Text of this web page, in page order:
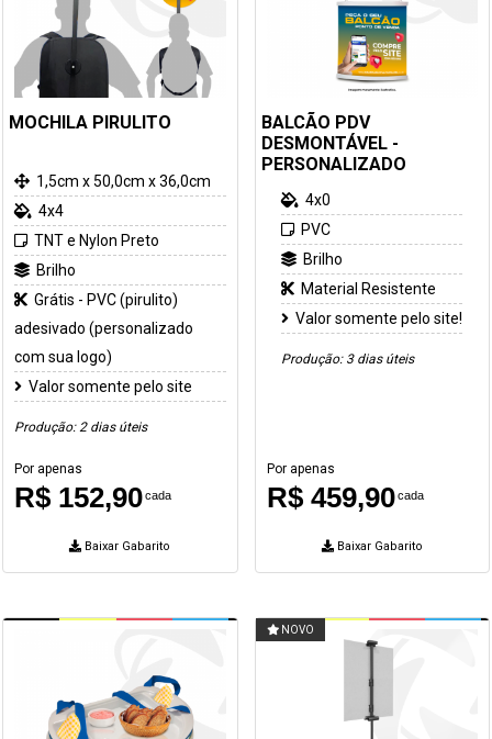
MOCHILA PIRULITO
1,5cm x 50,0cm x 36,0cm
4x4
TNT e Nylon Preto
Brilho
Grátis - PVC (pirulito)
adesivado (personalizado
com sua logo)
Valor somente pelo site
Produção: 2 dias úteis
Por apenas
R$ 152,90cada
Baixar Gabarito
BALCÃO PDV
DESMONTÁVEL -
PERSONALIZADO
4x0
PVC
Brilho
Material Resistente
Valor somente pelo site!
Produção: 3 dias úteis
Por apenas
R$ 459,90 cada
Baixar Gabarito
NOVO